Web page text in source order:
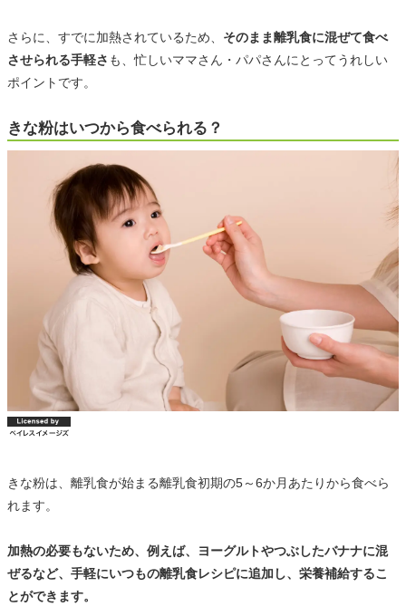
さらに、すでに加熱されているため、 そのまま離乳食に混ぜて食べ
させられる手軽さ も、忙しいママさん・パパさんにとってうれしい
ポイントです。
きな粉はいつから食べられる？
きな粉は、離乳食が始まる離乳食初期の5～6か月あたりから食べら
れます。
加熱の必要もないため、例えば、ヨーグルトやつぶしたバナナに混
ぜるなど、手軽にいつもの離乳食レシピに追加し、栄養補給するこ
とができます。